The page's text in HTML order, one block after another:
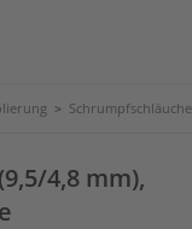
> Schrumpfschläuche
4,8 mm),